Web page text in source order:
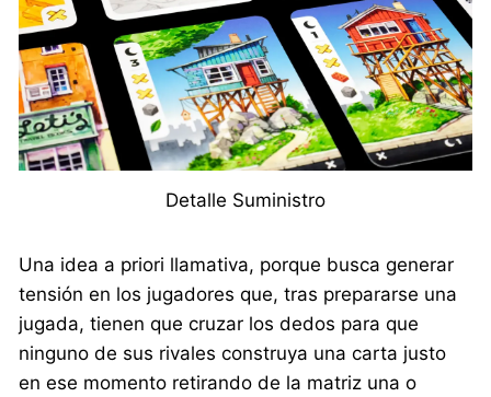
Detalle Suministro
Una idea a priori llamativa, porque busca generar
tensión en los jugadores que, tras prepararse una
jugada, tienen que cruzar los dedos para que
ninguno de sus rivales construya una carta justo
en ese momento retirando de la matriz una o